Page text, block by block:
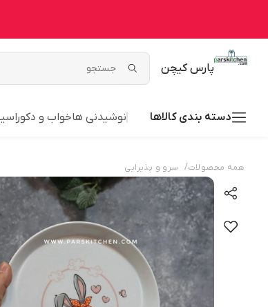
پارس کیچن
دسته بندی کالاها نوشیدنی هاخواب و
همه محصولات/ سرو و پذیرایی